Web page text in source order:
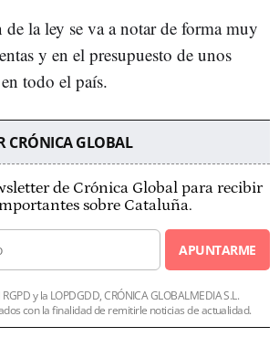
de la ley se va a notar de forma muy
y en el presupuesto de unos
en todo el país.
CRÓNICA GLOBAL
de Crónica Global para recibir
sobre Cataluña.
APUNTARME
y la LOPDGDD, CRÓNICA GLOBALMEDIA S.L.
con la finalidad de remitirle noticias de actualidad.